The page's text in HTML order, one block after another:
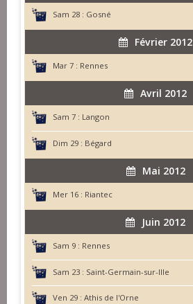
Sam 28 : Gosné
Février 2012
Mar 7 : Rennes
Avril 2012
Sam 7 : Langon
Dim 29 : Bégard
Mai 2012
Mer 16 : Riantec
Juin 2012
Sam 9 : Rennes
Sam 23 : Saint-Germain-sur-Ille
Ven 29 : Athis de l'Orne